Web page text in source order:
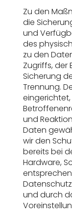
Zu den
die
und
des
zu den
Zugriffs, der
Sicherung
Trennung.
und
Daten
wir den
bereits bei
Hardware,
und durch